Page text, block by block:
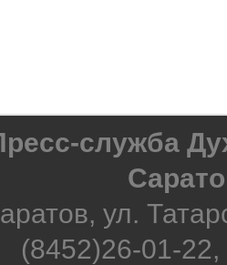
служба
ул.
(8452)26-01-